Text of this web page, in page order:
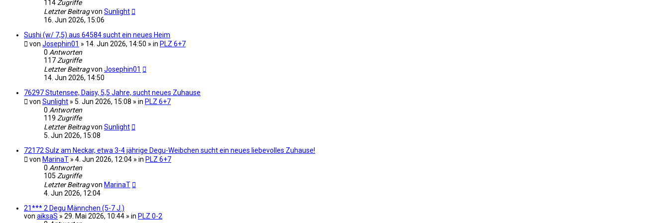
114 Zugriffe
Letzter Beitragvon Sunlight
16. Jun 2026, 15:06
Sushi (w/ 7,5) aus 64584 sucht ein neues Heim
von Josephin01 » 14. Jun 2026, 14:50 » in PLZ 6+7
0 Antworten
117 Zugriffe
Letzter Beitragvon Josephin01
14. Jun 2026, 14:50
76297 Stutensee, Daisy, 5,5 Jahre, sucht neues Zuhause
von Sunlight » 5. Jun 2026, 15:08 » in PLZ 6+7
0 Antworten
119 Zugriffe
Letzter Beitragvon Sunlight
5. Jun 2026, 15:08
72172 Sulz am Neckar, etwa 3-4 jährige Degu-Weibchen sucht ein neues liebevolles Zuhause!
von MarinaT » 4. Jun 2026, 12:04 » in PLZ 6+7
0 Antworten
105 Zugriffe
Letzter Beitragvon MarinaT
4. Jun 2026, 12:04
21*** 2 Degu Männchen (5-7 J.)
von aiksaS » 29. Mai 2026, 10:44 » in PLZ 0-2